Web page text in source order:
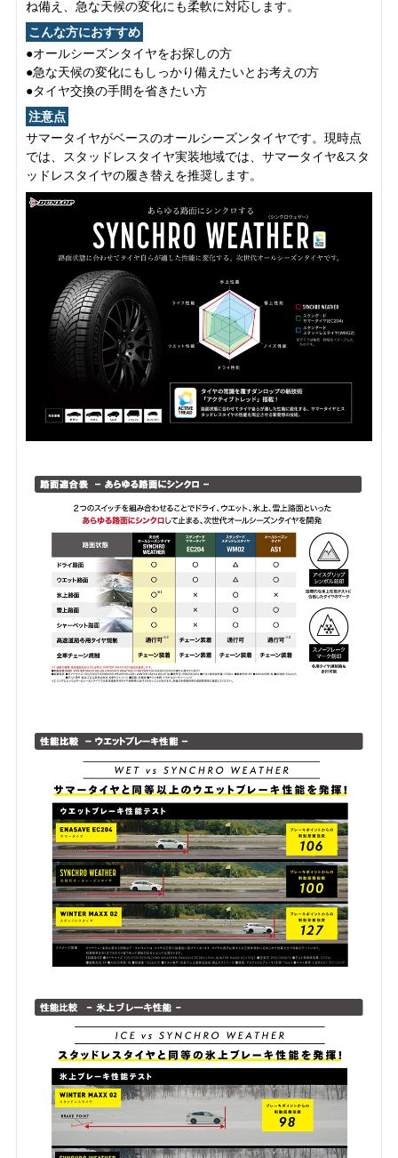
ね備え、急な天候の変化にも柔軟に対応します。
こんな方におすすめ
●オールシーズンタイヤをお探しの方
●急な天候の変化にもしっかり備えたいとお考えの方
●タイヤ交換の手間を省きたい方
注意点
サマータイヤがベースのオールシーズンタイヤです。現時点
では、スタッドレスタイヤ実装地域では、サマータイヤ&スタ
ッドレスタイヤの履き替えを推奨します。